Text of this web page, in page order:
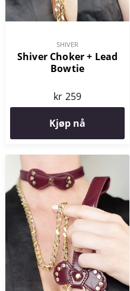
SHIVER
Shiver Choker + Lead
Bowtie
kr 259
Kjøp nå